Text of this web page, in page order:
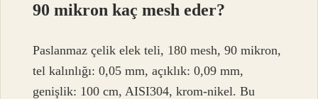
90 mikron kaç mesh eder?
Paslanmaz çelik elek teli, 180 mesh, 90 mikron,
tel kalınlığı: 0,05 mm, açıklık: 0,09 mm,
genişlik: 100 cm, AISI304, krom-nikel. Bu